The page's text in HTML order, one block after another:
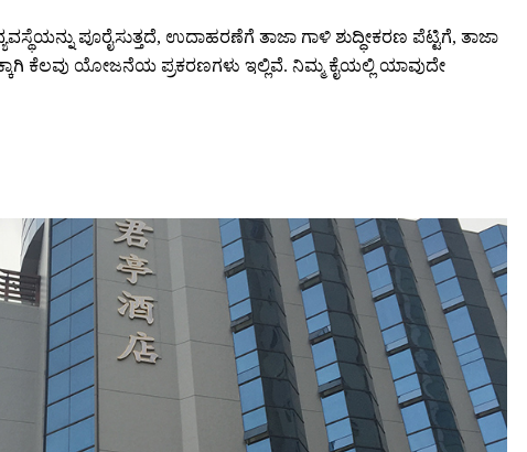
ಪೂರೈಸುತ್ತದೆ, ಉದಾಹರಣೆಗೆ ತಾಜಾ ಗಾಳಿ ಶುದ್ಧೀಕರಣ ಪೆಟ್ಟಿಗೆ, ತಾಜಾ
ಕೆಲವು ಯೋಜನೆಯ ಪ್ರಕರಣಗಳು ಇಲ್ಲಿವೆ. ನಿಮ್ಮ ಕೈಯಲ್ಲಿ ಯಾವುದೇ